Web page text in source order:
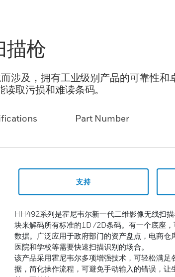
描枪
涉及，拥有工业级别产品的可靠性和
取污损和难读条码。
Part Number
支持
HH492系列是霍尼韦尔新一代二维影像无线扫
块来解码所有标准的1D /2D条码。有一个底座
数据。广泛应用于政府部门的资产盘点，电商
医院和学校等需要快速扫描识别的场合。
该产品采用霍尼韦尔多项增强技术，可轻松满
据，简化操作流程，可避免手动输入的错误，